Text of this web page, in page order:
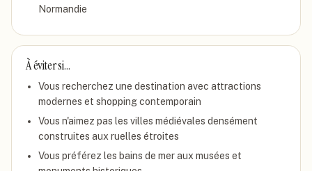
Normandie
À éviter si…
Vous recherchez une destination avec attractions
modernes et shopping contemporain
Vous n'aimez pas les villes médiévales densément
construites aux ruelles étroites
Vous préférez les bains de mer aux musées et